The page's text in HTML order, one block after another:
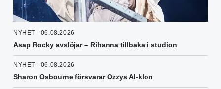
NYHET - 06.08.2026
Asap Rocky avslöjar – Rihanna tillbaka i studion
NYHET - 06.08.2026
Sharon Osbourne försvarar Ozzys AI-klon